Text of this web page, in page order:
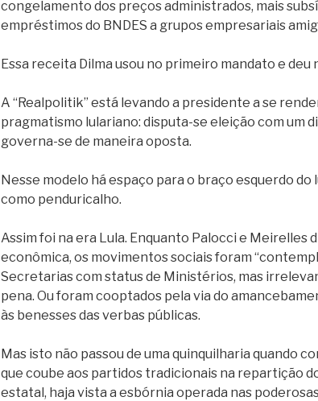
congelamento dos preços administrados, mais
empréstimos do BNDES a grupos empresariais
Essa receita Dilma usou no primeiro mandato e deu
A “Realpolitik” está levando a presidente a se
pragmatismo lulariano: disputa-se eleição com um
governa-se de maneira oposta.
Nesse modelo há espaço para o braço esquerdo do
como penduricalho.
Assim foi na era Lula. Enquanto Palocci e Meirelles
econômica, os movimentos sociais foram
Secretarias com status de Ministérios, mas
pena. Ou foram cooptados pela via do
às benesses das verbas públicas.
Mas isto não passou de uma quinquilharia quando
que coube aos partidos tradicionais na repartição
estatal, haja vista a esbórnia operada nas